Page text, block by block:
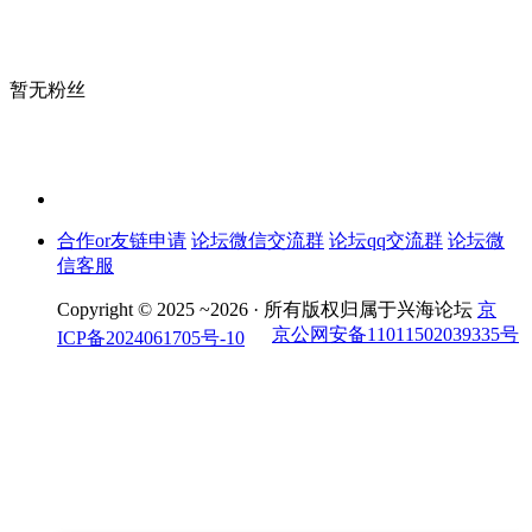
暂无粉丝
合作or友链申请 论坛微信交流群 论坛qq交流群 论坛微
信客服
Copyright © 2025 ~2026 · 所有版权归属于兴海论坛 京
ICP备2024061705号-10
京公网安备11011502039335号